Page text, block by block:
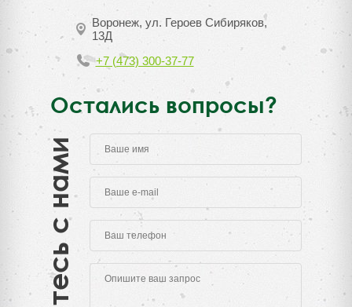
Воронеж, ул. Героев Сибиряков,
13Д
+7 (473) 300-37-77
Остались вопросы?